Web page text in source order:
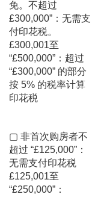
免。不超过
£300,000”：无需支
付印花税。
£300,001至
“£500,000”：超过
“£300,000” 的部分
按 5% 的税率计算
印花税
▢ 非首次购房者不
超过 “£125,000”：
无需支付印花税
£125,001至
“£250,000”：